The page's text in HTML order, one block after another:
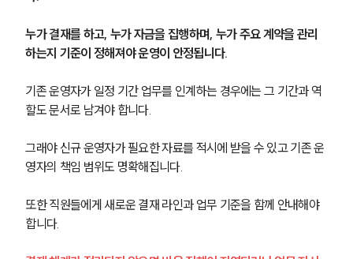
업무사례
사례분석/최신동향
법률지식인
고객후기
누가 결재를 하고, 누가 자금을 집행하며, 누가 주요 계약을 관리
하는지 기준이 정해져야 운영이 안정됩니다.
기존 운영자가 일정 기간 업무를 인계하는 경우에는 그 기간과 역
할도 문서로 남겨야 합니다.
그래야 신규 운영자가 필요한 자료를 적시에 받을 수 있고 기존 운
영자의 책임 범위도 명확해집니다.
또한 직원들에게 새로운 결재 라인과 업무 기준을 함께 안내해야
합니다.